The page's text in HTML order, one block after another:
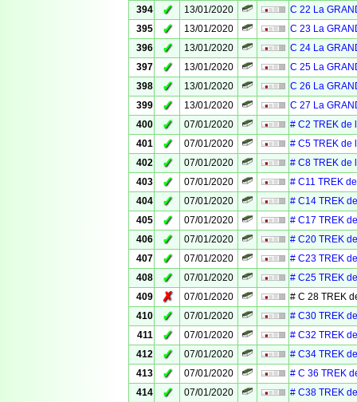
394
✓ 13/01/2020
C 22 La
395
✓ 13/01/2020
C 23 La
396
✓ 13/01/2020
C 24 La
397
✓ 13/01/2020
C 25 La
398
✓ 13/01/2020
C 26 La
399
✓ 13/01/2020
C 27 La
400
✓ 07/01/2020
# C2 TREK de
401
✓ 07/01/2020
# C5 TREK de
402
✓ 07/01/2020
# C8 TREK de
403
✓ 07/01/2020
# C11 TREK
404
✓ 07/01/2020
# C14 TREK
405
✓ 07/01/2020
# C17 TREK
406
✓ 07/01/2020
# C20 TREK
407
✓ 07/01/2020
# C23 TREK
408
✓ 07/01/2020
# C25 TREK
409
✗ 07/01/2020
# C 28 TREK
410
✓ 07/01/2020
# C30 TREK
411
✓ 07/01/2020
# C32 TREK
412
✓ 07/01/2020
# C34 TREK
413
✓ 07/01/2020
# C 36 TREK
414
✓ 07/01/2020
# C38 TREK